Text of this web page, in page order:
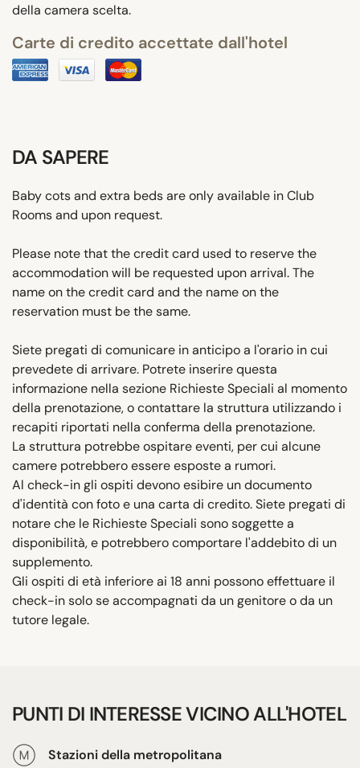
della camera scelta.
Carte di credito accettate dall'hotel
DA SAPERE
Baby cots and extra beds are only available in Club
Rooms and upon request.
Please note that the credit card used to reserve the
accommodation will be requested upon arrival. The
name on the credit card and the name on the
reservation must be the same.
Siete pregati di comunicare in anticipo a l'orario in cui
prevedete di arrivare. Potrete inserire questa
informazione nella sezione Richieste Speciali al momento
della prenotazione, o contattare la struttura utilizzando i
recapiti riportati nella conferma della prenotazione.
La struttura potrebbe ospitare eventi, per cui alcune
camere potrebbero essere esposte a rumori.
Al check-in gli ospiti devono esibire un documento
d'identità con foto e una carta di credito. Siete pregati di
notare che le Richieste Speciali sono soggette a
disponibilità, e potrebbero comportare l'addebito di un
supplemento.
Gli ospiti di età inferiore ai 18 anni possono effettuare il
check-in solo se accompagnati da un genitore o da un
tutore legale.
PUNTI DI INTERESSE VICINO ALL'HOTEL
Stazioni della metropolitana